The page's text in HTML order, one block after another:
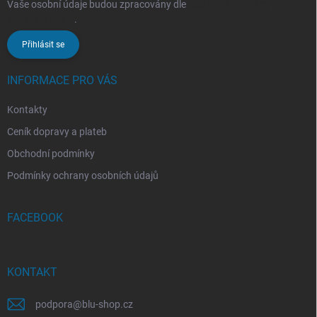
Vaše osobní údaje budou zpracovány dle
.
Přihlásit se
INFORMACE PRO VÁS
Kontakty
Ceník dopravy a plateb
Obchodní podmínky
Podmínky ochrany osobních údajů
FACEBOOK
KONTAKT
podpora@blu-shop.cz